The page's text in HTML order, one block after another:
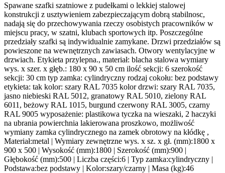
Spawane szafki szatniowe z pudełkami o lekkiej stalowej
konstrukcji z usztywieniem zabezpieczającym dobrą stabilnosc,
nadają się do przechowywania rzeczy osobistych pracowników w
miejscu pracy, w szatni, klubach sportowych itp. Poszczególne
przedziały szafki są indywidualnie zamykane. Drzwi przedziałów są
powieszone na wewnętrznych zawiasach. Otwory wentylacyjne w
drzwiach. Etykieta przylepna., materiał: blacha stalowa wymiary
wys. x szer. x głęb.: 180 x 90 x 50 cm ilość sekcji: 6 szerokość
sekcji: 30 cm typ zamka: cylindryczny rodzaj cokołu: bez podstawy
etykieta: tak kolor: szary RAL 7035 kolor drzwi: szary RAL 7035,
jasno niebieski RAL 5012, granatowy RAL 5010, zielony RAL
6011, beżowy RAL 1015, burgund czerwony RAL 3005, czarny
RAL 9005 wyposażenie: plastikowa tyczka na wieszaki, 2 haczyki
na ubrania powierchnia lakierowana proszkowo, możliwość
wymiany zamka cylindrycznego na zamek obrotowy na kłódkę ,
Materiał:metal | Wymiary zewnętrzne wys. x sz. x gł. (mm):1800 x
900 x 500 | Wysokość (mm):1800 | Szerokość (mm):900 |
Głębokość (mm):500 | Liczba części:6 | Typ zamka:cylindryczny |
Podstawa:bez podstawy | Kolor:szary/czarny | Masa (kg):46